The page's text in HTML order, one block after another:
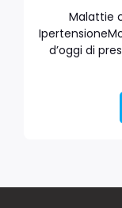
Malattie
d’oggi di